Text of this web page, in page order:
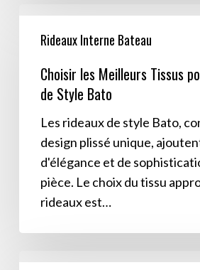
Choisir
Tissus
pour
Bato
Rideaux Interne Bateau
Choisir les Meilleurs Tissus
de Style Bato
Les rideaux de style Bato,
design plissé unique,
d'élégance et de
pièce. Le choix du tissu
rideaux est…
Histoire